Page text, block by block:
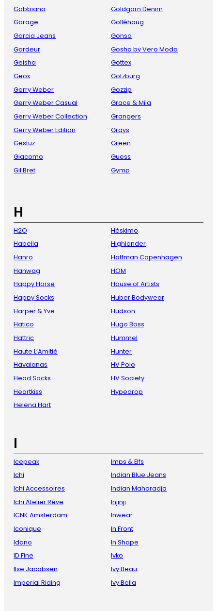
Gabbiano
Garage
Garcia Jeans
Gardeur
Geisha
Geox
Gerry Weber
Gerry Weber Casual
Gerry Weber Collection
Gerry Weber Edition
Gestuz
Giacomo
Gil Bret
Goldgarn Denim
Golléhaug
Gonso
Gosha by Vero Moda
Gottex
Gotzburg
Gozzip
Grace & Mila
Grangers
Grays
Green
Guess
Gymp
H
H2O
Habella
Hanro
Hanwag
Happy Horse
Happy Socks
Harper & Yve
Hatico
Hattric
Haute L’Amitié
Havaianas
Head Socks
Heartkiss
Helena Hart
Hèskimo
Highlander
Hoffman Copenhagen
HOM
House of Artists
Huber Bodywear
Hudson
Hugo Boss
Hummel
Hunter
HV Polo
HV Society
Hypedrop
I
Icepeak
Ichi
Ichi Accessoires
Ichi Atelier Rêve
ICNK Amsterdam
Iconique
Idano
ID Fine
Ilse Jacobsen
Imperial Riding
Imps & Elfs
Indian Blue Jeans
Indian Maharadja
Injinji
Inwear
In Front
In Shape
Ivko
Ivy Beau
Ivy Bella